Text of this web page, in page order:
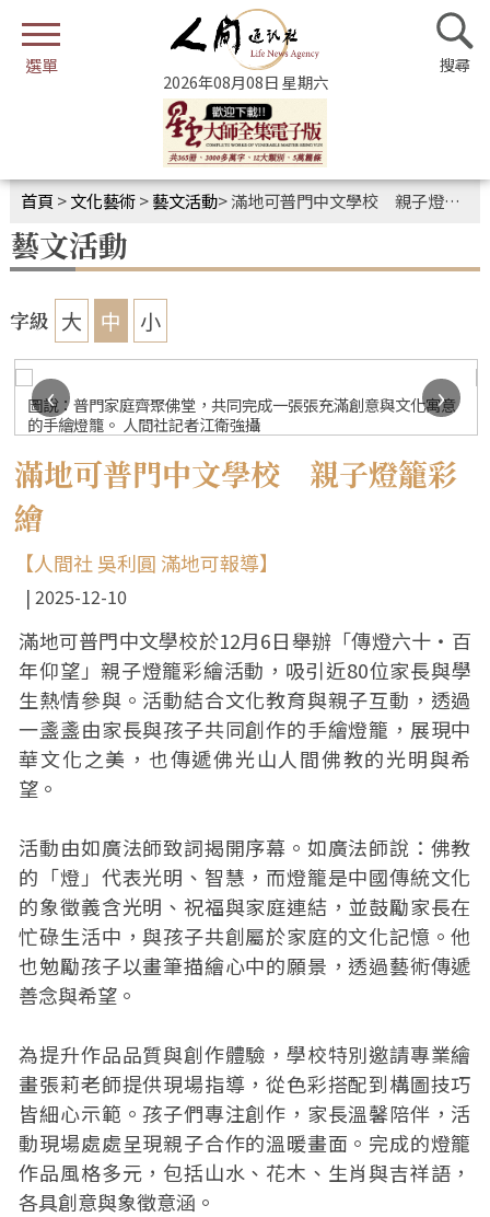
2026年08月08日 星期六
首頁 >文化藝術>藝文活動>滿地可普門中文學校 親子燈籠彩繪
藝文活動
字級 大 中 小
圖說：普門家庭齊聚佛堂，共同完成一張張充滿創意與文化寓意
的手繪燈籠。 人間社記者江衛強攝
‹
›
滿地可普門中文學校 親子燈籠彩
繪
【人間社 吳利圓 滿地可報導】
2025-12-10
滿地可普門中文學校於12月6日舉辦「傳燈六十・百
年仰望」親子燈籠彩繪活動，吸引近80位家長與學
生熱情參與。活動結合文化教育與親子互動，透過
一盞盞由家長與孩子共同創作的手繪燈籠，展現中
華文化之美，也傳遞佛光山人間佛教的光明與希
望。
活動由如廣法師致詞揭開序幕。如廣法師說：佛教
的「燈」代表光明、智慧，而燈籠是中國傳統文化
的象徵義含光明、祝福與家庭連結，並鼓勵家長在
忙碌生活中，與孩子共創屬於家庭的文化記憶。他
也勉勵孩子以畫筆描繪心中的願景，透過藝術傳遞
善念與希望。
為提升作品品質與創作體驗，學校特別邀請專業繪
畫張莉老師提供現場指導，從色彩搭配到構圖技巧
皆細心示範。孩子們專注創作，家長溫馨陪伴，活
動現場處處呈現親子合作的溫暖畫面。完成的燈籠
作品風格多元，包括山水、花木、生肖與吉祥語，
各具創意與象徵意涵。